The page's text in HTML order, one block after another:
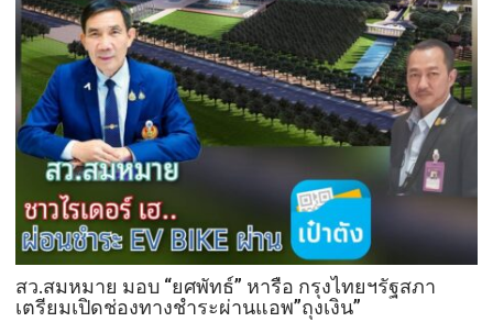
สว.สมหมาย มอบ “ยศพัทธ์” หารือ กรุงไทยฯรัฐสภา
เตรียมเปิดช่องทางชำระผ่านแอพ”ถุงเงิน”